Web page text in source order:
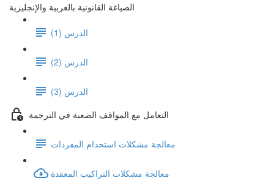
الصياغة القانونية بالعربية والإنجليزية
الدرس (1)
الدرس (2)
الدرس (3)
التعامل مع المواقف الصعبة في الترجمة
معالجة مشكلات استحدام المفردات
معالجة مشكلات التراكيب المعقدة